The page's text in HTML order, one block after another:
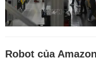
Robot của